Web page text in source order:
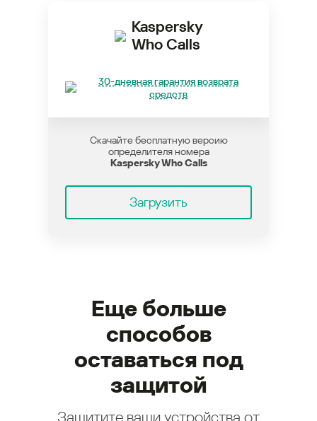
Kaspersky
Who Calls
30-дневная гарантия возврата
средств
Скачайте бесплатную версию
определителя номера
Kaspersky Who Calls
Загрузить
Еще больше
способов
оставаться под
защитой
Защитите ваши устройства от